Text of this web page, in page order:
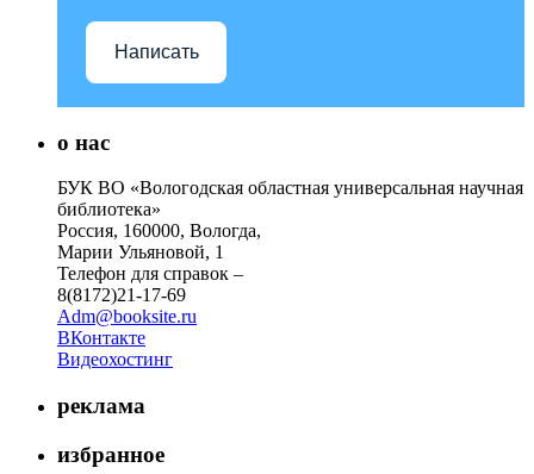
Написать
о нас
БУК ВО «Вологодская областная универсальная научная
библиотека»
Россия, 160000, Вологда,
Марии Ульяновой, 1
Телефон для справок –
8(8172)21-17-69
Adm@booksite.ru
ВКонтакте
Видеохостинг
реклама
избранное